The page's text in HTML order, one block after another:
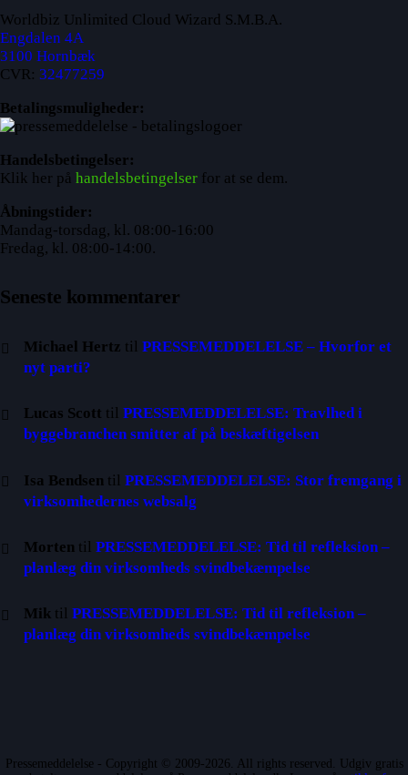
Worldbiz Unlimited Cloud Wizard S.M.B.A.
Engdalen 4A
3100 Hornbæk
CVR: 32477259
Betalingsmuligheder:
Handelsbetingelser:
Klik her på handelsbetingelser for at se dem.
Åbningstider:
Mandag-torsdag, kl. 08:00-16:00
Fredag, kl. 08:00-14:00.
Seneste kommentarer
Michael Hertz tilPRESSEMEDDELELSE – Hvorfor et
nyt parti?
Lucas Scott tilPRESSEMEDDELELSE: Travlhed i
byggebranchen smitter af på beskæftigelsen
Isa Bendsen tilPRESSEMEDDELELSE: Stor fremgang i
virksomhedernes websalg
Morten tilPRESSEMEDDELELSE: Tid til refleksion –
planlæg din virksomheds svindbekæmpelse
Mik tilPRESSEMEDDELELSE: Tid til refleksion –
planlæg din virksomheds svindbekæmpelse
Pressemeddelelse - Copyright © 2009-2026. All rights reserved. Udgiv gratis